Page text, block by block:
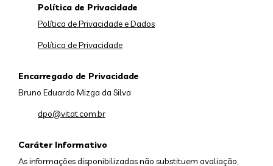
Caráter Informativo
As informações disponibilizadas não substituem avaliação,
Política de Privacidade
Política de Privacidade e Dados
Política de Privacidade
Encarregado de Privacidade
Bruno Eduardo Mizga da Silva
dpo@vitat.com.br